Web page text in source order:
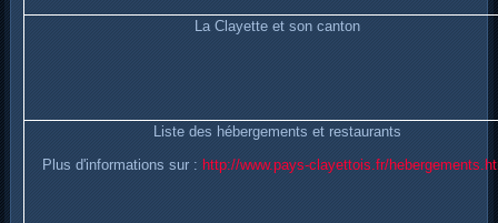
La Clayette et son canton
Liste des hébergements et restaurants
Plus d'informations sur : http://www.pays-clayettois.fr/